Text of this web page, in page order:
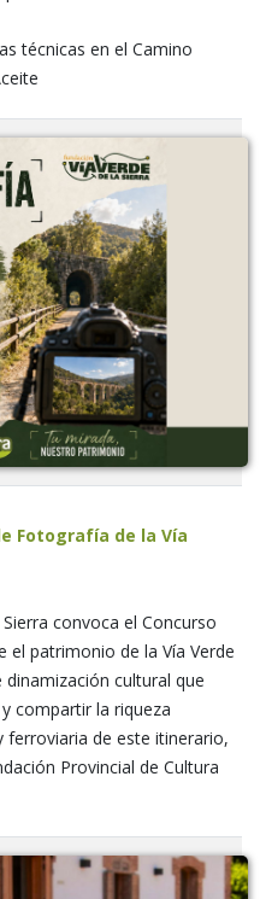
técnicas en el Camino
Fotografía de la Vía
convoca el Concurso
patrimonio de la Vía Verde
cultural que
compartir la riqueza
ferroviaria de este itinerario,
Provincial de Cultura